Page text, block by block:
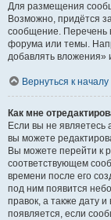
Для размещения
Возможно, придётся
сообщение. Перечень
форума или темы.
добавлять вложения»
Вернуться к началу
Как мне
Если вы не
вы можете
Вы можете перейти к
соответствующем
времени после его
под ним появится
правок, а также дату
появляется, если